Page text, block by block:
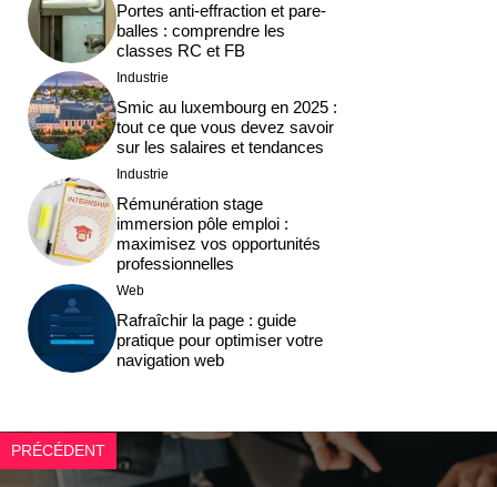
Portes anti-effraction et pare-
balles : comprendre les
classes RC et FB
Industrie
Smic au luxembourg en 2025 :
tout ce que vous devez savoir
sur les salaires et tendances
Industrie
Rémunération stage
immersion pôle emploi :
maximisez vos opportunités
professionnelles
Web
Rafraîchir la page : guide
pratique pour optimiser votre
navigation web
PRÉCÉDENT